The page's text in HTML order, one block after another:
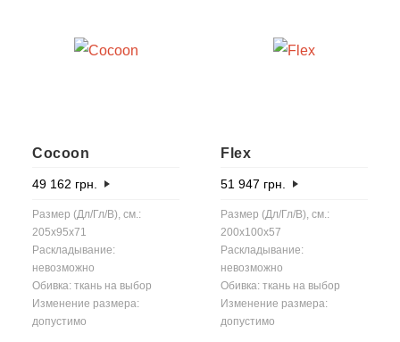
Cocoon
49 162 грн.
Размер (Дл/Гл/В), см.:
205х95х71
Раскладывание:
невозможно
Обивка: ткань на выбор
Изменение размера:
допустимо
Flex
51 947 грн.
Размер (Дл/Гл/В), см.:
200x100x57
Раскладывание:
невозможно
Обивка: ткань на выбор
Изменение размера:
допустимо